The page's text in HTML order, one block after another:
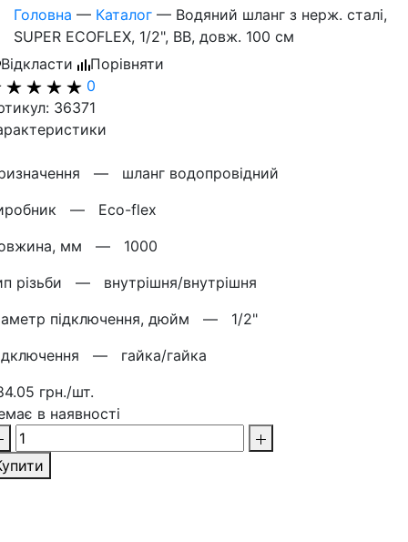
Головна — Каталог — Водяний шланг з нерж. сталі,
SUPER ECOFLEX, 1/2", ВВ, довж. 100 см
Відкласти
Порівняти
0
36371
— шланг водопровідний
— Eco-flex
мм — 1000
різьби — внутрішня/внутрішня
підключення, дюйм — 1/2"
— гайка/гайка
грн./шт.
в наявності